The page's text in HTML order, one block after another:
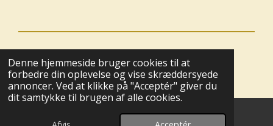
Denne hjemmeside bruger cookies til at
forbedre din oplevelse og vise skræddersyede
annoncer. Ved at klikke på "Acceptér" giver du
dit samtykke til brugen af alle cookies.
© 2025 - 2026 Boutique BoHome
Drevet afWebador